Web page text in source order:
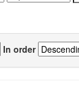
In order